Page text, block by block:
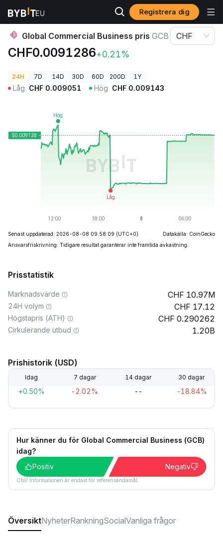
Registrera dig
Kryptopriser Global Commercial Business pris GCB
Global Commercial Business pris GCB
CHF0.0091286+0.21%
CHF
24H 7D 14D 30D 60D 200D 1Y
Låg CHF 0.009051 Hög CHF 0.009143
Senast uppdaterad: 2026-08-08 09:58:09 (UTC+0)
Datakälla: CoinGecko
Ansvarsfriskrivning: Tidigare resultat garanterar inte framtida avkastning.
Prisstatistik
Marknadsvärde 10.97M
24H volym 17.12
Högstapris (ATH) 0.290262
Cirkulerande utbud 1.20B
Prishistorik (USD)
Idag 7 dagar 14 dagar 30 dagar
+0.50% -2.02% -- -18.84%
Hur känner du för Global Commercial Business (GCB)
idag?
Positiv
Negativ
Obs! Informationen är endast för referensändamål.
ÖversiktNyheterRankningSocialVanliga frågor